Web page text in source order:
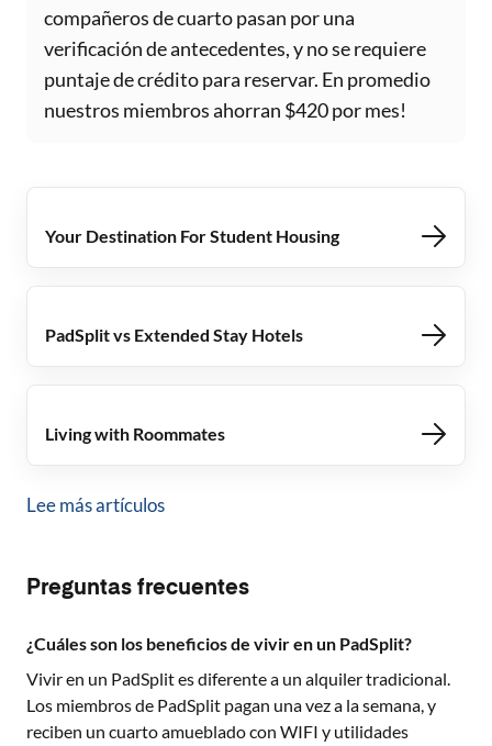
compañeros de cuarto pasan por una
verificación de antecedentes, y no se requiere
puntaje de crédito para reservar. En promedio
nuestros miembros ahorran $420 por mes!
Your Destination For Student Housing
PadSplit vs Extended Stay Hotels
Living with Roommates
Lee más artículos
Preguntas frecuentes
¿Cuáles son los beneficios de vivir en un PadSplit?
Vivir en un PadSplit es diferente a un alquiler tradicional.
Los miembros de PadSplit pagan una vez a la semana, y
reciben un cuarto amueblado con WIFI y utilidades